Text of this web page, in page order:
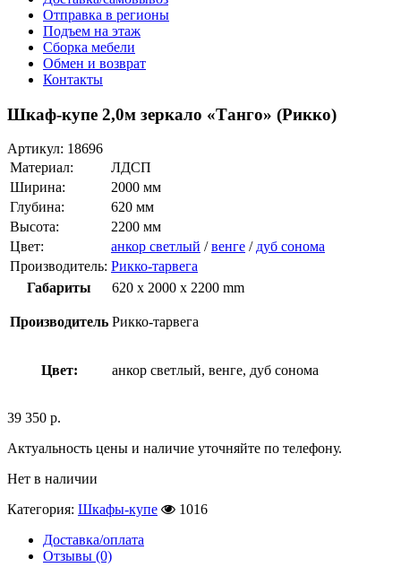
Отправка в регионы
Подъем на этаж
Сборка мебели
Обмен и возврат
Контакты
Шкаф-купе 2,0м зеркало «Танго» (Рикко)
Артикул: 18696
Материал:
ЛДСП
Ширина:
2000 мм
Глубина:
620 мм
Высота:
2200 мм
Цвет:
анкор светлый /венге / дуб сонома
Производитель: Рикко-тарвега
Габариты
620 x 2000 x 2200 mm
Производитель Рикко-тарвега
Цвет: анкор светлый, венге, дуб сонома
39 350 р.
Актуальность цены и наличие уточняйте по телефону.
Нет в наличии
Категория: Шкафы-купе
1016
Доставка/оплата
Отзывы (0)